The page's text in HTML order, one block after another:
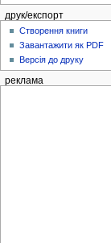
друк/експорт
Створення книги
Завантажити як PDF
Версія до друку
реклама